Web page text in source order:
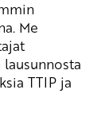
Me
TTIP ja